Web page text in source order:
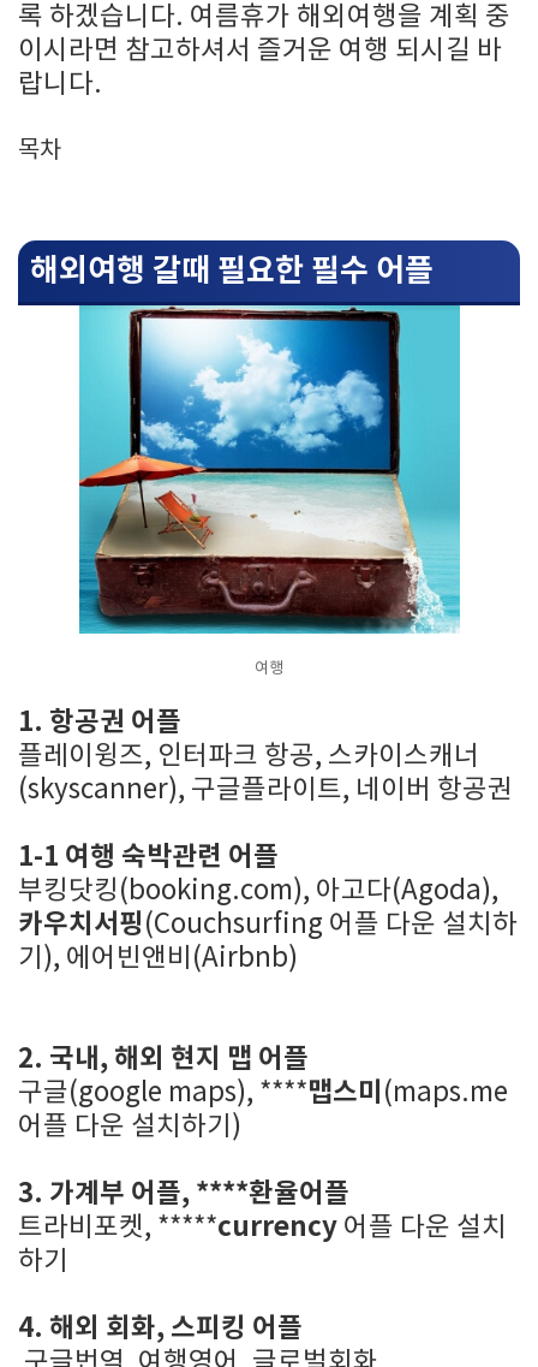
록 하겠습니다. 여름휴가 해외여행을 계획 중
이시라면 참고하셔서 즐거운 여행 되시길 바
랍니다.
목차
해외여행 갈때 필요한 필수 어플
여행
1. 항공권 어플
플레이윙즈, 인터파크 항공, 스카이스캐너
(skyscanner), 구글플라이트, 네이버 항공권
1-1 여행 숙박관련 어플
부킹닷킹(booking.com), 아고다(Agoda),
카우치서핑(Couchsurfing 어플 다운 설치하
기), 에어빈앤비(Airbnb)
2. 국내, 해외 현지 맵 어플
구글(google maps), ****맵스미 (maps.me
어플 다운 설치하기)
3. 가계부 어플, ****환율어플
트라비포켓, *****currency 어플 다운 설치
하기
4. 해외 회화, 스피킹 어플